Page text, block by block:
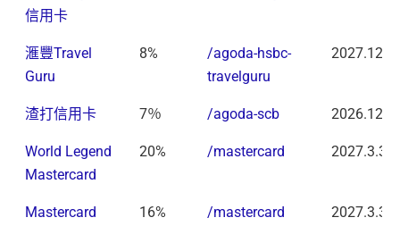
信用卡
滙豐Travel
Guru
8%
/agoda-hsbc-
travelguru
渣打信用卡 7％ /agoda-scb
World Legend
Mastercard
20% /mastercard 2027.3.31
Mastercard
16% /mastercard 2027.3.31